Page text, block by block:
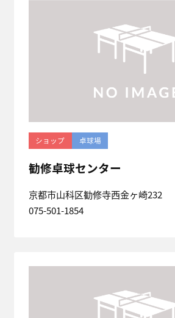
ショップ 卓球場
勧修卓球センター
京都市山科区勧修寺西金ヶ崎232
075-501-1854